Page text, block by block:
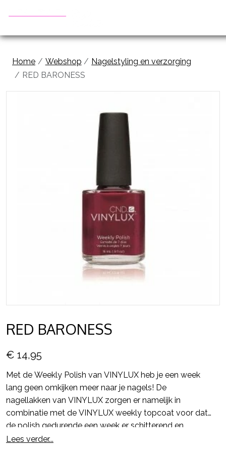
Home Webshop
Nagelstyling en verzorging
RED BARONESS
RED BARONESS
€ 14,95
Met de Weekly Polish van VINYLUX heb je een week
lang geen omkijken meer naar je nagels! De
nagellakken van VINYLUX zorgen er namelijk in
combinatie met de VINYLUX weekly topcoat voor dat
de polish gedurende een week er schitterend en
glanzend uit blijft zien en alsmaar sterker wordt.
Lees verder...